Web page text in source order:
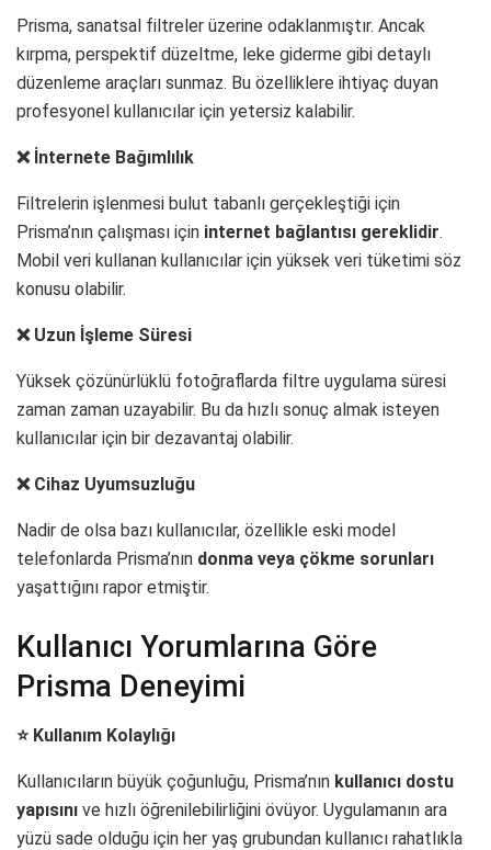
Prisma, sanatsal filtreler üzerine odaklanmıştır. Ancak
kırpma, perspektif düzeltme, leke giderme gibi detaylı
düzenleme araçları sunmaz. Bu özelliklere ihtiyaç duyan
profesyonel kullanıcılar için yetersiz kalabilir.
❌ İnternete Bağımlılık
Filtrelerin işlenmesi bulut tabanlı gerçekleştiği için
Prisma’nın çalışması için internet bağlantısı gereklidir.
Mobil veri kullanan kullanıcılar için yüksek veri tüketimi söz
konusu olabilir.
❌ Uzun İşleme Süresi
Yüksek çözünürlüklü fotoğraflarda filtre uygulama süresi
zaman zaman uzayabilir. Bu da hızlı sonuç almak isteyen
kullanıcılar için bir dezavantaj olabilir.
❌ Cihaz Uyumsuzluğu
Nadir de olsa bazı kullanıcılar, özellikle eski model
telefonlarda Prisma’nın donma veya çökme sorunları
yaşattığını rapor etmiştir.
Kullanıcı Yorumlarına Göre
Prisma Deneyimi
⭐ Kullanım Kolaylığı
Kullanıcıların büyük çoğunluğu, Prisma’nın kullanıcı dostu
yapısını ve hızlı öğrenilebilirliğini övüyor. Uygulamanın ara
yüzü sade olduğu için her yaş grubundan kullanıcı rahatlıkla